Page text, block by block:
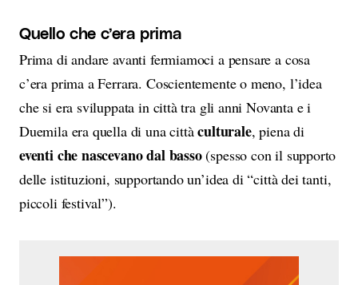
Quello che c’era prima
Prima di andare avanti fermiamoci a pensare a cosa
c’era prima a Ferrara. Coscientemente o meno, l’idea
che si era sviluppata in città tra gli anni Novanta e i
Duemila era quella di una cittàculturale, piena di
eventi che nascevano dal basso(spesso con il supporto
delle istituzioni, supportando un’idea di “città dei tanti,
piccoli festival”).